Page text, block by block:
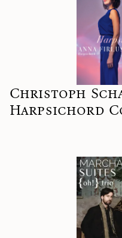
Christoph
Harpsichord